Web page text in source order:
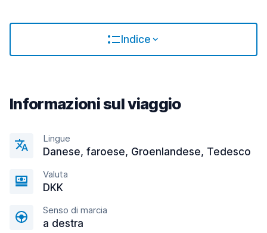
Indice
Informazioni sul viaggio
Lingue
Danese, faroese, Groenlandese, Tedesco
Valuta
DKK
Senso di marcia
a destra